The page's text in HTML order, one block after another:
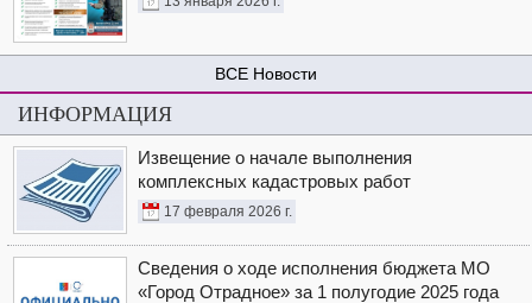
Новости
ИНФОРМАЦИЯ
Извещение о начале выполнения
комплексных кадастровых работ
17 февраля 2026 г.
Сведения о ходе исполнения бюджета МО
«Город Отрадное» за 1 полугодие 2025 года